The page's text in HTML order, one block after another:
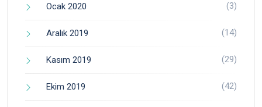
Ocak 2020 (3)
Aralık 2019 (14)
Kasım 2019 (29)
Ekim 2019 (42)